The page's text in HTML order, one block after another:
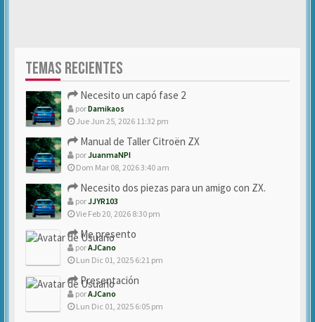
TEMAS RECIENTES
Necesito un capó fase 2
porDamikaos
Jue Jun 25, 2026 11:32 pm
Manual de Taller Citroën ZX
porJuanmaNPI
Dom Mar 08, 2026 3:40 am
Necesito dos piezas para un amigo con ZX.
porJJYR103
Vie Feb 20, 2026 8:30 pm
Me presento
porAJCano
Lun Dic 01, 2025 6:21 pm
Presentación
porAJCano
Lun Dic 01, 2025 6:05 pm